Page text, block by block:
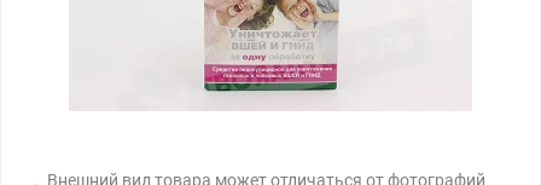
Внешний вид товара может отличаться от фотографий